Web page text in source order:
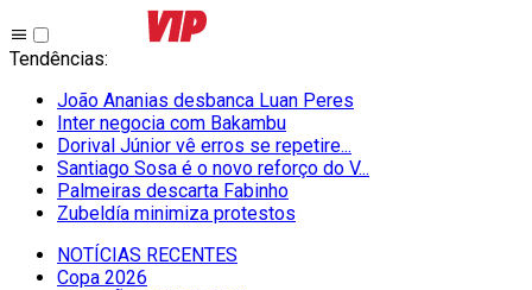
Tendências:
João Ananias desbanca Luan Peres
Inter negocia com Bakambu
Dorival Júnior vê erros se repetire...
Santiago Sosa é o novo reforço do V...
Palmeiras descarta Fabinho
Zubeldía minimiza protestos
NOTÍCIAS RECENTES
Copa 2026